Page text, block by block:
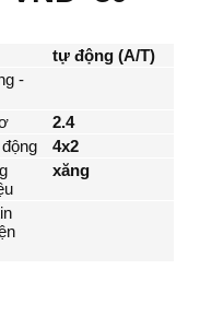
tự động (A/T)
-
2.4
4x2
xăng